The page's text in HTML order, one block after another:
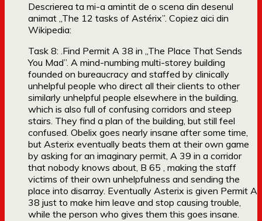
Descrierea ta mi-a amintit de o scena din desenul
animat „The 12 tasks of Astérix”. Copiez aici din
Wikipedia:
Task 8: .Find Permit A 38 in „The Place That Sends
You Mad”. A mind-numbing multi-storey building
founded on bureaucracy and staffed by clinically
unhelpful people who direct all their clients to other
similarly unhelpful people elsewhere in the building,
which is also full of confusing corridors and steep
stairs. They find a plan of the building, but still feel
confused. Obelix goes nearly insane after some time,
but Asterix eventually beats them at their own game
by asking for an imaginary permit, A 39 in a corridor
that nobody knows about, B 65 , making the staff
victims of their own unhelpfulness and sending the
place into disarray. Eventually Asterix is given Permit A
38 just to make him leave and stop causing trouble,
while the person who gives them this goes insane.